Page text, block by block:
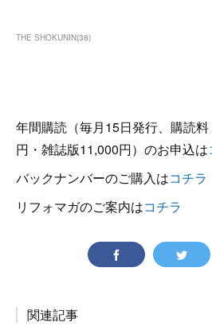
THE SHOKUNIN(38)
年間購読（毎月15日発行、購読
円・雑誌版11,000円）のお申込は
バックナンバーのご購入はコチラ
リフォマガのご案内はコチラ
関連記事